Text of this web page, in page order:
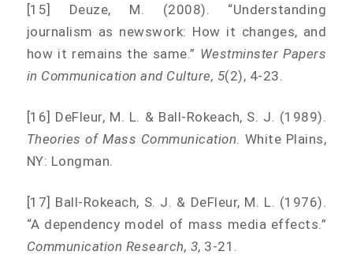
[15] Deuze, M. (2008). “Understanding
journalism as newswork: How it changes, and
how it remains the same.” Westminster Papers
in Communication and Culture, 5(2), 4-23.
[16] DeFleur, M. L. & Ball-Rokeach, S. J. (1989).
Theories of Mass Communication . White Plains,
NY: Longman.
[17] Ball-Rokeach, S. J. & DeFleur, M. L. (1976).
“A dependency model of mass media effects.”
Communication Research, 3, 3-21.